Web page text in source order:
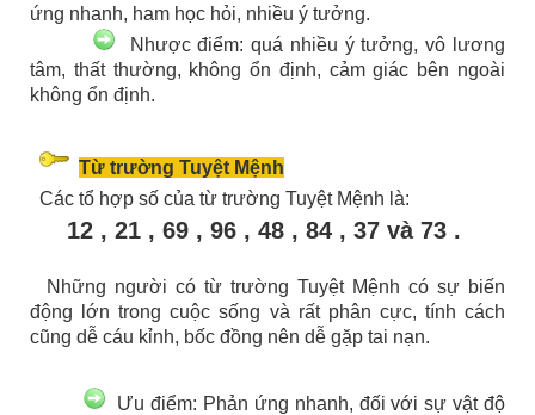
ứng nhanh, ham học hỏi, nhiều ý tưởng.
Nhược điểm: quá nhiều ý tưởng, vô lương
tâm, thất thường, không ổn định, cảm giác bên ngoài
không ổn định.
Từ trường Tuyệt Mệnh
Các tổ hợp số của từ trường Tuyệt Mệnh là:
12 , 21 , 69 , 96 , 48 , 84 , 37 và 73 .
Những người có từ trường Tuyệt Mệnh có sự biến
động lớn trong cuộc sống và rất phân cực, tính cách
cũng dễ cáu kỉnh, bốc đồng nên dễ gặp tai nạn.
Ưu điểm: Phản ứng nhanh, đối với sự vật độ